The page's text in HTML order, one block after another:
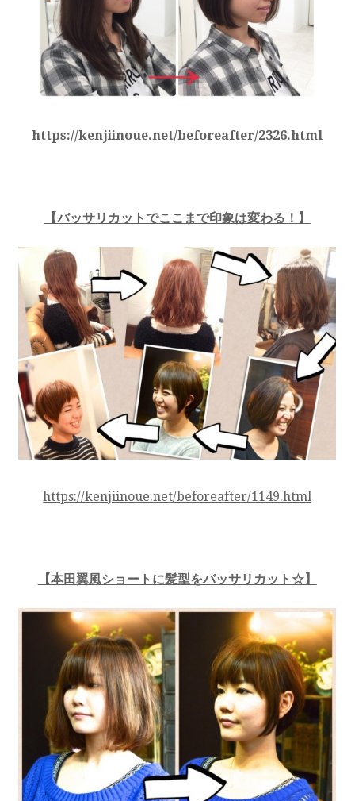
https://kenjiinoue.net/beforeafter/2326.html
【バッサリカットでここまで印象は変わる！】
https://kenjiinoue.net/beforeafter/1149.html
【本田翼風ショートに髪型をバッサリカット☆】